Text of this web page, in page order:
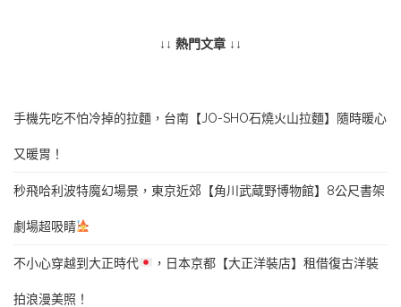
↓↓ 熱門文章 ↓↓
手機先吃不怕冷掉的拉麵，台南【JO-SHO石燒火山拉麵】隨時暖心
又暖胃！
秒飛哈利波特魔幻場景，東京近郊【角川武蔵野博物館】8公尺書架
劇場超吸睛
不小心穿越到大正時代 ，日本京都【大正洋裝店】租借復古洋裝
拍浪漫美照！